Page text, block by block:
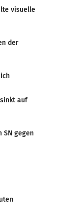
visuelle
der
auf
gegen